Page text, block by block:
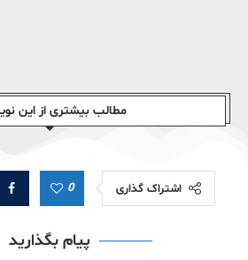
مطالب بیشتری از این
اشتراک گذاری 0
پیام بگذارید